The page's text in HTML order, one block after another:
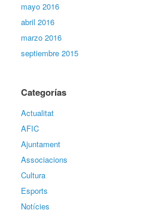
mayo 2016
abril 2016
marzo 2016
septiembre 2015
Categorías
Actualitat
AFIC
Ajuntament
Associacions
Cultura
Esports
Notícies